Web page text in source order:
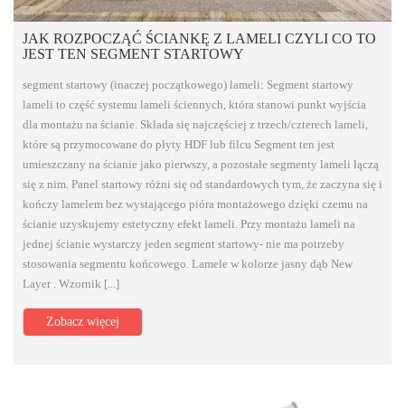
JAK ROZPOCZĄĆ ŚCIANKĘ Z LAMELI CZYLI CO TO
JEST TEN SEGMENT STARTOWY
segment startowy (inaczej początkowego) lameli: Segment startowy
lameli to część systemu lameli ściennych, która stanowi punkt wyjścia
dla montażu na ścianie. Składa się najczęściej z trzech/czterech lameli,
które są przymocowane do płyty HDF lub filcu Segment ten jest
umieszczany na ścianie jako pierwszy, a pozostałe segmenty lameli łączą
się z nim. Panel startowy różni się od standardowych tym, że zaczyna się i
kończy lamelem bez wystającego pióra montażowego dzięki czemu na
ścianie uzyskujemy estetyczny efekt lameli. Przy montażu lameli na
jednej ścianie wystarczy jeden segment startowy- nie ma potrzeby
stosowania segmentu końcowego. Lamele w kolorze jasny dąb New
Layer . Wzornik [...]
Zobacz więcej